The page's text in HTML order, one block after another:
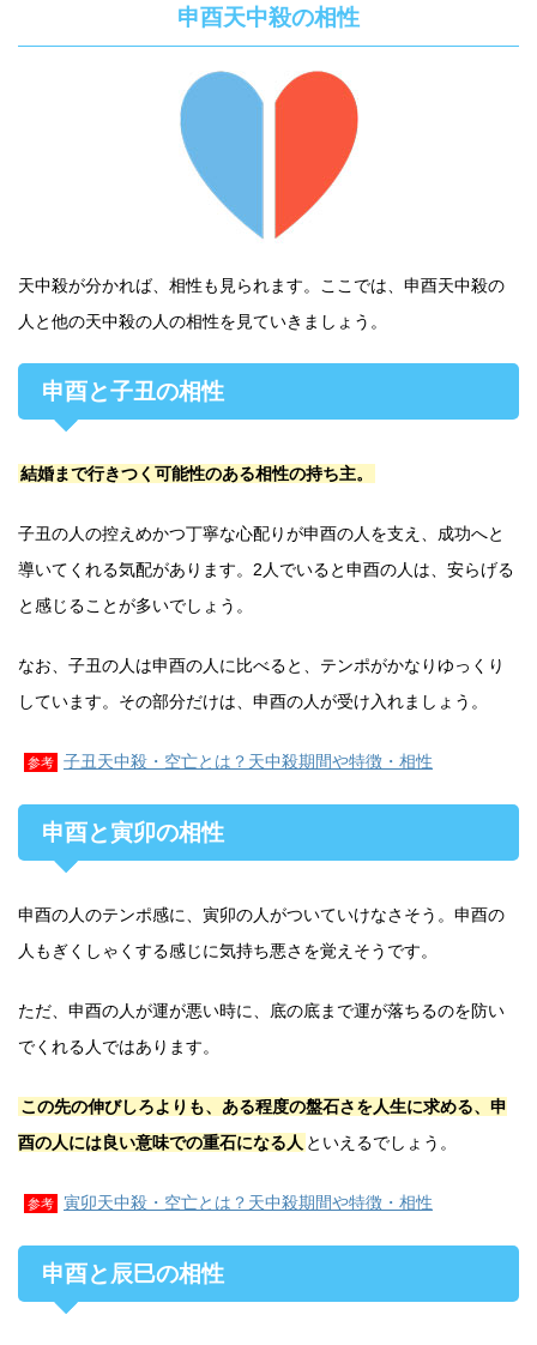
申酉天中殺の相性
天中殺が分かれば、相性も見られます。ここでは、申酉天中殺の
人と他の天中殺の人の相性を見ていきましょう。
申酉と子丑の相性
結婚まで行きつく可能性のある相性の持ち主。
子丑の人の控えめかつ丁寧な心配りが申酉の人を支え、成功へと
導いてくれる気配があります。2人でいると申酉の人は、安らげる
と感じることが多いでしょう。
なお、子丑の人は申酉の人に比べると、テンポがかなりゆっくり
しています。その部分だけは、申酉の人が受け入れましょう。
参考 子丑天中殺・空亡とは？天中殺期間や特徴・相性
申酉と寅卯の相性
申酉の人のテンポ感に、寅卯の人がついていけなさそう。申酉の
人もぎくしゃくする感じに気持ち悪さを覚えそうです。
ただ、申酉の人が運が悪い時に、底の底まで運が落ちるのを防い
でくれる人ではあります。
この先の伸びしろよりも、ある程度の盤石さを人生に求める、申
酉の人には良い意味での重石になる人 といえるでしょう。
参考 寅卯天中殺・空亡とは？天中殺期間や特徴・相性
申酉と辰巳の相性